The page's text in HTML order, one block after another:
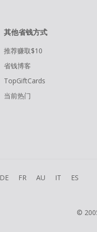
其他省钱方式
推荐赚取$10
省钱博客
TopGiftCards
当前热门
DE FR AU IT ES
©